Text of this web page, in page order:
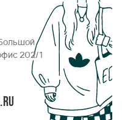
202/1